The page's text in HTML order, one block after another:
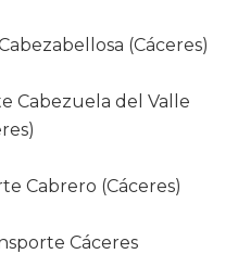
(Cáceres)
Cabezuela del Valle
Cabrero (Cáceres)
Cáceres